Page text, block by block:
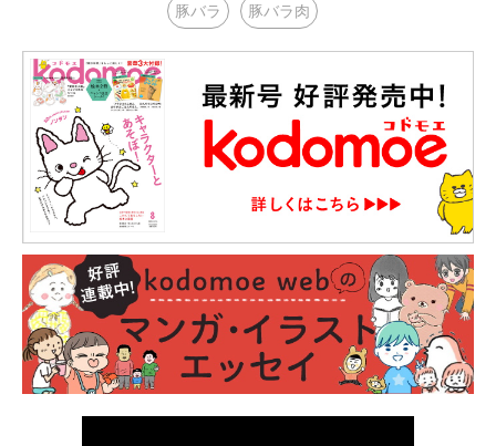
豚バラ 豚バラ肉